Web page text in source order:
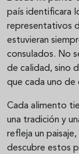
país identificara
representativos
estuvieran
consulados. No
de calidad, sino
que cada uno de
Cada alimento
una tradición y
refleja un
descubre estos